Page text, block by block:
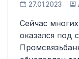
27.01.2023
Сейчас
оказался под